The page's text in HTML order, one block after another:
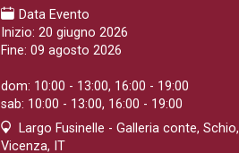
Data Evento
Inizio: 20 giugno 2026
Fine: 09 agosto 2026
dom: 10:00 - 13:00, 16:00 - 19:00
sab: 10:00 - 13:00, 16:00 - 19:00
Largo Fusinelle - Galleria conte, Schio,
Vicenza, IT